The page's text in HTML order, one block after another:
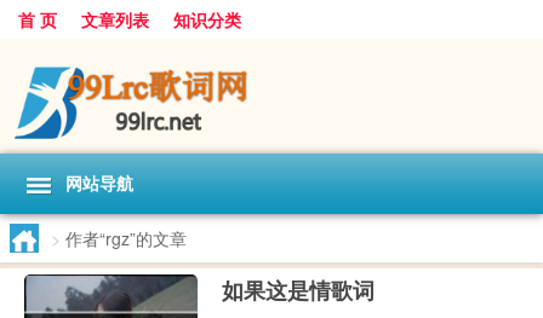
首 页 文章列表 知识分类
网站导航
> 作者“rgz”的文章
如果这是情歌词